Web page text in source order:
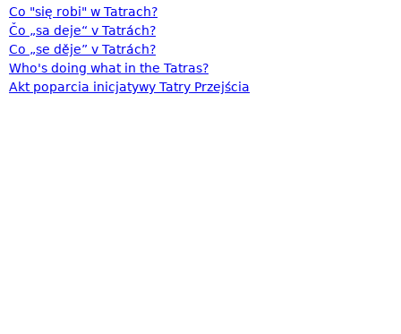
Co "się robi" w Tatrach?
Čo „sa deje“ v Tatrách?
Co „se děje” v Tatrách?
Who's doing what in the Tatras?
Akt poparcia inicjatywy Tatry Przejścia